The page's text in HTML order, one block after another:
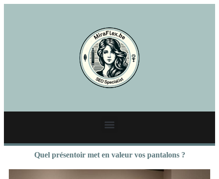
Quel présentoir met en valeur vos pantalons ?